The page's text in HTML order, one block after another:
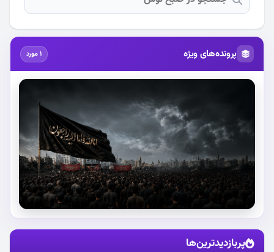
پرونده‌های ویژه 1 مورد
استقبال از آقای شهید ایران
مشاهده اخبار
پربازدیدترین‌ها